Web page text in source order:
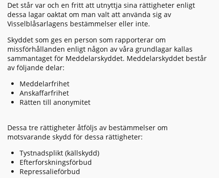
Det står var och en fritt att utnyttja sina rättigheter enligt
dessa lagar oaktat om man valt att använda sig av
Visselblåsarlagens bestämmelser eller inte.
Skyddet som ges en person som rapporterar om
missförhållanden enligt någon av våra grundlagar kallas
sammantaget för Meddelarskyddet. Meddelarskyddet består
av följande delar:
Meddelarfrihet
Anskaffarfrihet
Rätten till anonymitet
Dessa tre rättigheter åtföljs av bestämmelser om
motsvarande skydd för dessa rättigheter:
Tystnadsplikt (källskydd)
Efterforskningsförbud
Repressalieförbud